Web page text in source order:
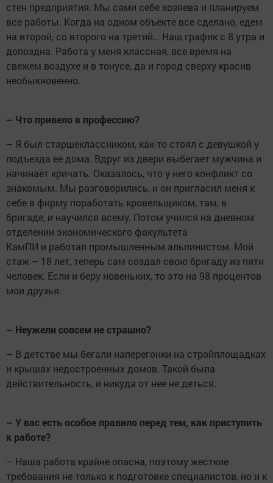
стен предприятия. Мы сами себе хозяева и планируем
все работы. Когда на одном объекте все сделано, едем
на второй, со второго на третий… Наш график с 8 утра и
допоздна. Работа у меня классная, все время на
свежем воздухе и в тонусе, да и город сверху красив
необыкновенно.
– Что привело в профессию?
– Я был старшеклассником, как-то стоял с девушкой у
подъезда ее дома. Вдруг из двери выбегает мужчина и
начинает кричать. Оказалось, что у него конфликт со
знакомым. Мы разговорились, и он пригласил меня к
себе в фирму поработать кровельщиком, там, в
бригаде, и научился всему. Потом учился на дневном
отделении экономического факультета
КамПИ и работал промышленным альпинистом. Мой
стаж – 18 лет, теперь сам создал свою бригаду из пяти
человек. Если и беру новеньких, то это на 98 процентов
мои друзья.
– Неужели совсем не страшно?
– В детстве мы бегали наперегонки на стройплощадках
и крышах недостроенных домов. Такой была
действительность, и никуда от нее не деться.
– У вас есть особое правило перед тем, как приступить
к работе?
– Наша работа крайне опасна, поэтому жесткие
требования не только к подготовке специалистов, но и к